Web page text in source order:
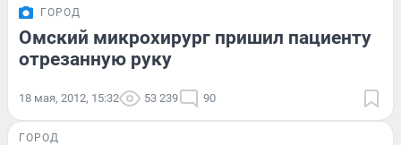
ГОРОД
Омский микрохирург пришил пациенту
отрезанную руку
18 мая, 2012, 15:32 53 239 90
ГОРОД